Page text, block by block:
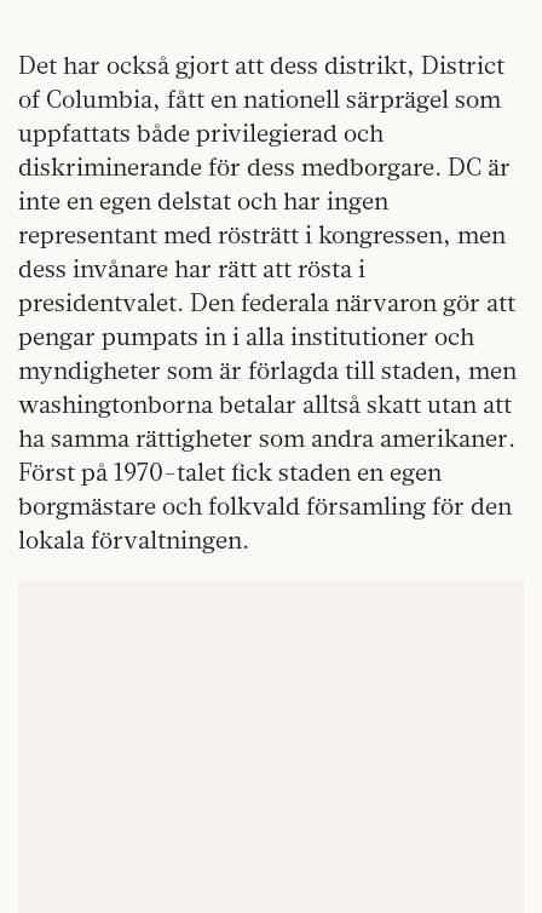
Det har också gjort att dess distrikt, District
of Columbia, fått en nationell särprägel som
uppfattats både privilegierad och
diskriminerande för dess medborgare. DC är
inte en egen delstat och har ingen
representant med rösträtt i kongressen, men
dess invånare har rätt att rösta i
presidentvalet. Den federala närvaron gör att
pengar pumpats in i alla institutioner och
myndigheter som är förlagda till staden, men
washingtonborna betalar alltså skatt utan att
ha samma rättigheter som andra amerikaner.
Först på 1970-talet fick staden en egen
borgmästare och folkvald församling för den
lokala förvaltningen.